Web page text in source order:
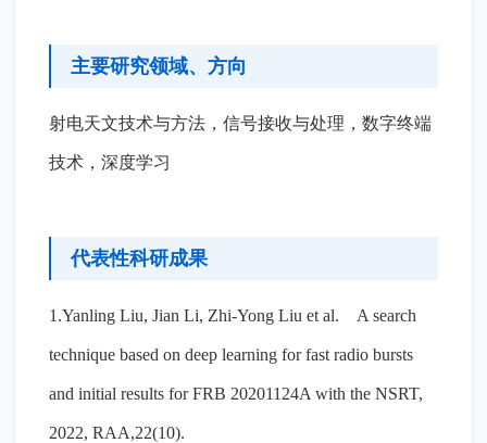
主要研究领域、方向
射电天文技术与方法，信号接收与处理，数字终端
技术，深度学习
代表性科研成果
1.Yanling Liu, Jian Li, Zhi-Yong Liu et al. A search
technique based on deep learning for fast radio bursts
and initial results for FRB 20201124A with the NSRT,
2022, RAA,22(10).